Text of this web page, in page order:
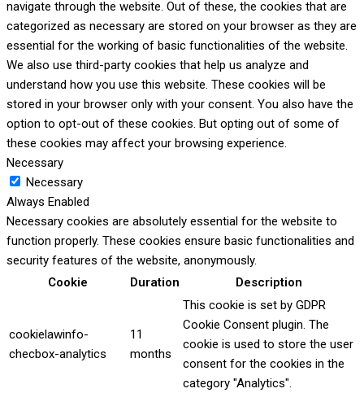
navigate through the website. Out of these, the cookies that are
categorized as necessary are stored on your browser as they are
essential for the working of basic functionalities of the website.
We also use third-party cookies that help us analyze and
understand how you use this website. These cookies will be
stored in your browser only with your consent. You also have the
option to opt-out of these cookies. But opting out of some of
these cookies may affect your browsing experience.
Necessary
Necessary
Always Enabled
Necessary cookies are absolutely essential for the website to
function properly. These cookies ensure basic functionalities and
security features of the website, anonymously.
Cookie
Duration Description
cookielawinfo-
checbox-analytics
11
months
This cookie is set by GDPR
Cookie Consent plugin. The
cookie is used to store the user
consent for the cookies in the
category "Analytics".